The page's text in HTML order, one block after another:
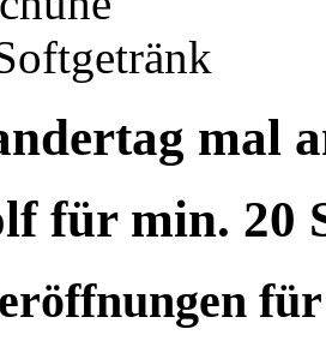
mal
für min. 20